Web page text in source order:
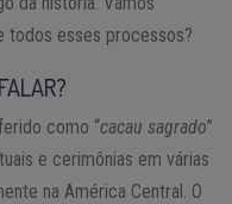
todos esses processos?
como “cacau sagrado”
e cerimônias em várias
na América Central. O